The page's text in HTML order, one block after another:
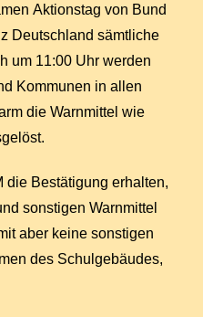
Aktionstag von Bund
Deutschland sämtliche
um 11:00 Uhr werden
Kommunen in allen
die Warnmittel wie
die Bestätigung erhalten,
sonstigen Warnmittel
aber keine sonstigen
des Schulgebäudes,